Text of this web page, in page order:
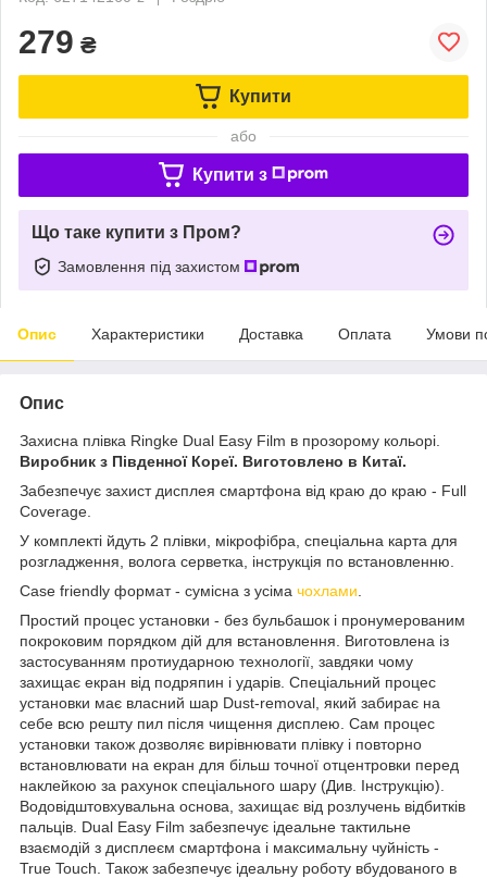
279 ₴
Купити
або
Купити з
Що таке купити з Пром?
Замовлення під захистом
Опис Характеристики Доставка Оплата Умови
Опис
Захисна плівка Ringke Dual Easy Film в прозорому кольорі.
Виробник з Південної Кореї. Виготовлено в Китаї.
Забезпечує захист дисплея смартфона від краю до краю - Full
Coverage.
У комплекті йдуть 2 плівки, мікрофібра, спеціальна карта для
розгладження, волога серветка, інструкція по встановленню.
Case friendly формат - сумісна з усіма чохлами
Простий процес установки - без бульбашок і пронумерованим
покроковим порядком дій для встановлення. Виготовлена із
застосуванням протиударною технології, завдяки чому
захищає екран від подряпин і ударів. Спеціальний процес
установки має власний шар Dust-removal, який забирає на
себе всю решту пил після чищення дисплею. Сам процес
установки також дозволяє вирівнювати плівку і повторно
встановлювати на екран для більш точної отцентровки перед
наклейкою за рахунок спеціального шару (Див. Інструкцію).
Водовідштовхувальна основа, захищає від розлучень відбитків
пальців. Dual Easy Film забезпечує ідеальне тактильне
взаємодій з дисплеєм смартфона і максимальну чуйність -
True Touch. Також забезпечує ідеальну роботу вбудованого в